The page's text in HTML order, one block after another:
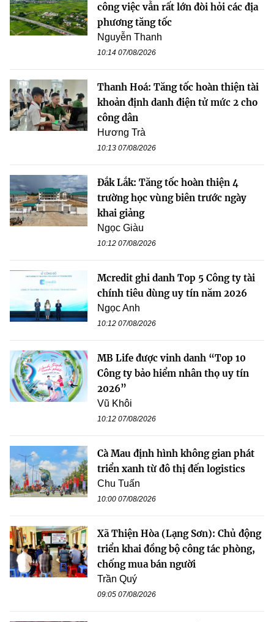
công việc vẫn rất lớn đòi hỏi các địa
phương tăng tốc
Nguyễn Thanh
10:14 07/08/2026
Thanh Hoá: Tăng tốc hoàn thiện tài
khoản định danh điện tử mức 2 cho
công dân
Hương Trà
10:13 07/08/2026
Đắk Lắk: Tăng tốc hoàn thiện 4
trường học vùng biên trước ngày
khai giảng
Ngọc Giàu
10:12 07/08/2026
Mcredit ghi danh Top 5 Công ty tài
chính tiêu dùng uy tín năm 2026
Ngọc Anh
10:12 07/08/2026
MB Life được vinh danh “Top 10
Công ty bảo hiểm nhân thọ uy tín
2026”
Vũ Khôi
10:12 07/08/2026
Cà Mau định hình không gian phát
triển xanh từ đô thị đến logistics
Chu Tuấn
10:00 07/08/2026
Xã Thiện Hòa (Lạng Sơn): Chủ động
triển khai đồng bộ công tác phòng,
chống mua bán người
Trần Quý
09:05 07/08/2026